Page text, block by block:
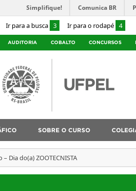
Ir para a busca 3 Ir para o rodapé 4
Simplifique! Comunica BR
AUDITORIA COBALTO CONCURSOS
SOBRE O CURSO
– Dia do(a) ZOOTECNISTA